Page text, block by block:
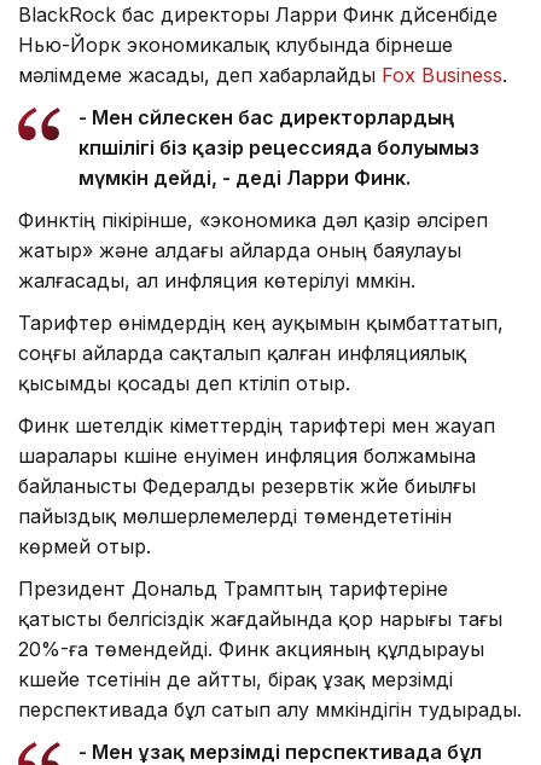
BlackRock бас директоры Ларри Финк дүйсенбіде
Нью-Йорк экономикалық клубында бірнеше
мәлімдеме жасады, деп хабарлайды Fox Business.
- Мен сөйлескен бас директорлардың
көпшілігі біз қазір рецессияда болуымыз
мүмкін дейді, - деді Ларри Финк.
Финктің пікірінше, «экономика дәл қазір әлсіреп
жатыр» және алдағы айларда оның баяулауы
жалғасады, ал инфляция көтерілуі мүмкін.
Тарифтер өнімдердің кең ауқымын қымбаттатып,
соңғы айларда сақталып қалған инфляциялық
қысымды қосады деп күтіліп отыр.
Финк шетелдік үкіметтердің тарифтері мен жауап
шаралары күшіне енуімен инфляция болжамына
байланысты Федералды резервтік жүйе биылғы
пайыздық мөлшерлемелерді төмендететінін
көрмей отыр.
Президент Дональд Трамптың тарифтеріне
қатысты белгісіздік жағдайында қор нарығы тағы
20%-ға төмендейді. Финк акцияның құлдырауы
күшейе түсетінін де айтты, бірақ ұзақ мерзімді
перспективада бұл сатып алу мүмкіндігін тудырады.
- Мен ұзақ мерзімді перспективада бұл